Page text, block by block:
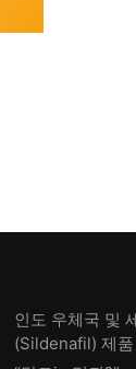
인도 우체국 및
(Sildenafil) 제